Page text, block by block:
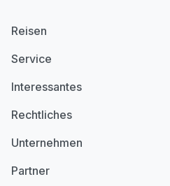
Reisen
Service
Interessantes
Rechtliches
Unternehmen
Partner